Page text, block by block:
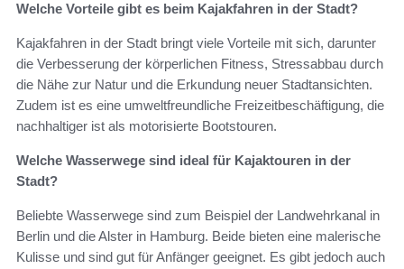
Welche Vorteile gibt es beim Kajakfahren in der Stadt?
Kajakfahren in der Stadt bringt viele Vorteile mit sich, darunter
die Verbesserung der körperlichen Fitness, Stressabbau durch
die Nähe zur Natur und die Erkundung neuer Stadtansichten.
Zudem ist es eine umweltfreundliche Freizeitbeschäftigung, die
nachhaltiger ist als motorisierte Bootstouren.
Welche Wasserwege sind ideal für Kajaktouren in der
Stadt?
Beliebte Wasserwege sind zum Beispiel der Landwehrkanal in
Berlin und die Alster in Hamburg. Beide bieten eine malerische
Kulisse und sind gut für Anfänger geeignet. Es gibt jedoch auch